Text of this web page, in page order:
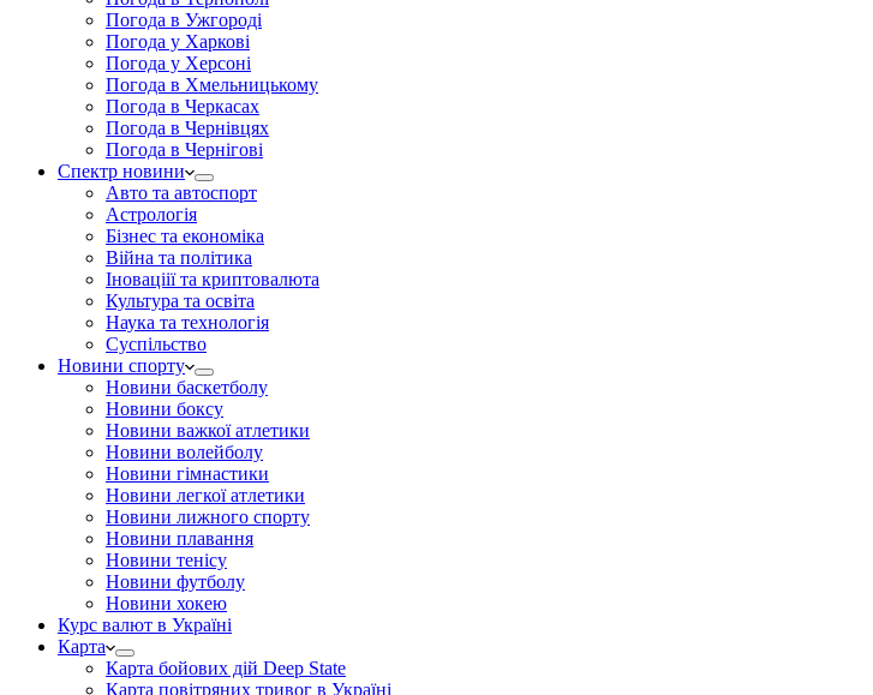
Погода в Ужгороді
Погода у Харкові
Погода у Херсоні
Погода в Хмельницькому
Погода в Черкасах
Погода в Чернівцях
Погода в Чернігові
Спектр новини
Авто та автоспорт
Астрологія
Бізнес та економіка
Війна та політика
Іноваціії та криптовалюта
Культура та освіта
Наука та технологія
Суспільство
Новини спорту
Новини баскетболу
Новини боксу
Новини важкої атлетики
Новини волейболу
Новини гімнастики
Новини легкої атлетики
Новини лижного спорту
Новини плавання
Новини тенісу
Новини футболу
Новини хокею
Курс валют в Україні
Карта
Карта бойових дій Deep State
Карта повітряних тривог в Україні